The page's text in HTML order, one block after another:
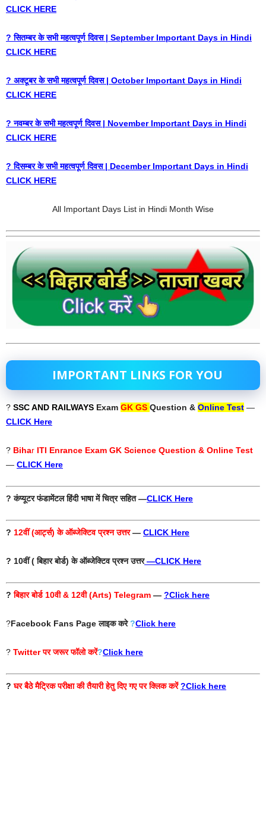
CLICK HERE
? सितम्बर के सभी महत्वपूर्ण दिवस | September Important Days in Hindi
CLICK HERE
? अक्टूबर के सभी महत्वपूर्ण दिवस | October Important Days in Hindi
CLICK HERE
? नवम्बर के सभी महत्वपूर्ण दिवस | November Important Days in Hindi
CLICK HERE
? दिसम्बर के सभी महत्वपूर्ण दिवस | December Important Days in Hindi
CLICK HERE
All Important Days List in Hindi Month Wise
IMPORTANT LINKS FOR YOU
? SSC AND RAILWAYS Exam GK GS Question & Online Test —
CLICK Here
? Bihar ITI Enrance Exam GK Science Question & Online Test
— CLICK Here
? कंप्यूटर फंडामेंटल हिंदी भाषा में चित्र सहित —CLICK Here
? 12वीं (आर्ट्स) के ऑब्जेक्टिव प्रश्न उत्तर— CLICK Here
? 10वीं ( बिहार बोर्ड) के ऑब्जेक्टिव प्रश्न उत्तर—CLICK Here
?बिहार बोर्ड 10वी & 12वी (Arts) Telegram — ?Click here
?Facebook Fans Page लाइक करे?Click here
? Twitter पर जरूर फॉलो करें?Click here
?घर बैठे मैट्रिक परीक्षा की तैयारी हेतु दिए गए पर क्लिक करें?Click here